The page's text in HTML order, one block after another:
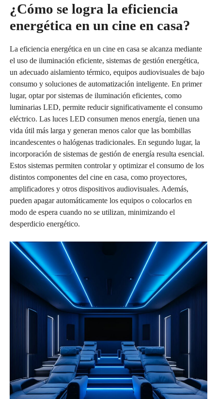
¿Cómo se logra la eficiencia
energética en un cine en casa?
La eficiencia energética en un cine en casa se alcanza mediante
el uso de iluminación eficiente, sistemas de gestión energética,
un adecuado aislamiento térmico, equipos audiovisuales de bajo
consumo y soluciones de automatización inteligente. En primer
lugar, optar por sistemas de iluminación eficientes, como
luminarias LED, permite reducir significativamente el consumo
eléctrico. Las luces LED consumen menos energía, tienen una
vida útil más larga y generan menos calor que las bombillas
incandescentes o halógenas tradicionales. En segundo lugar, la
incorporación de sistemas de gestión de energía resulta esencial.
Estos sistemas permiten controlar y optimizar el consumo de los
distintos componentes del cine en casa, como proyectores,
amplificadores y otros dispositivos audiovisuales. Además,
pueden apagar automáticamente los equipos o colocarlos en
modo de espera cuando no se utilizan, minimizando el
desperdicio energético.